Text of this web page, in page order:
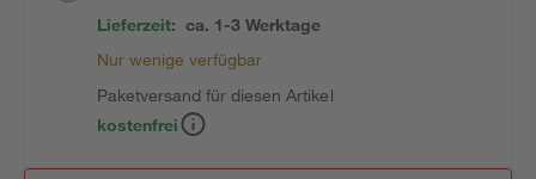
Lieferzeit: ca. 1-3 Werktage
Nur wenige verfügbar
Paketversand für diesen Artikel
kostenfrei